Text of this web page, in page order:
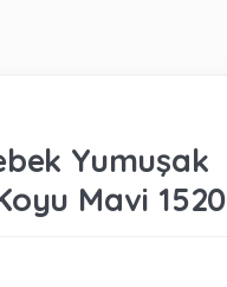
Yumuşak
Mavi 1520